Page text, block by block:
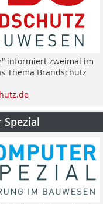
informiert zweimal im
Thema Brandschutz
Spezial